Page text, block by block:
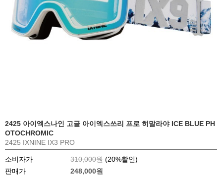
2425 아이엑스나인 고글 아이엑스쓰리 프로 히말라야 ICE BLUE PH
OTOCHROMIC
2425 IXNINE IX3 PRO
소비자가 310,000원 (20%할인)
판매가
248,000원